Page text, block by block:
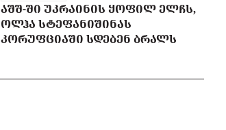
ᲐᲨᲨ-ᲨᲘ ᲣᲙᲠᲐᲘᲜᲘᲡ ᲧᲝᲤᲘᲚ ᲔᲚᲩᲡ,
ᲝᲚᲰᲐ ᲡᲢᲔᲤᲐᲜᲘᲨᲘᲜᲐᲡ
ᲙᲝᲠᲣᲤᲪᲘᲐᲨᲘ ᲡᲓᲔᲑᲔᲜ ᲑᲠᲐᲚᲡ